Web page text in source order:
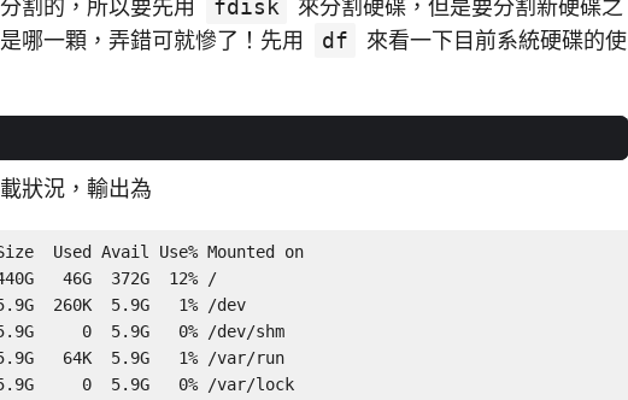
割的，所以要先用 fdisk
來分割硬碟，但是要分割新硬碟之
哪一顆，弄錯可就慘了！先用
df
來看一下目前系統硬碟的使
狀況，輸出為
Used Avail Use% Mounted on
46G  372G  12% /
260K  5.9G   1% /dev
0  5.9G   0% /dev/shm
64K  5.9G   1% /var/run
0  5.9G   0% /var/lock